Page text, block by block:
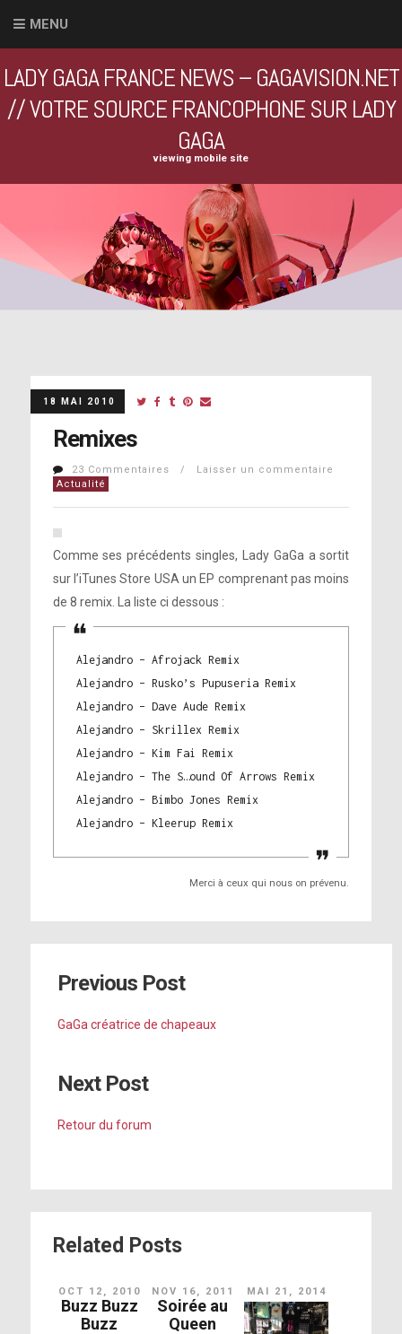
MENU
LADY GAGA FRANCE NEWS – GAGAVISION.NET
// VOTRE SOURCE FRANCOPHONE SUR LADY
GAGA
viewing mobile site
18 MAI 2010
Remixes
23 Commentaires / Laisser un commentaire
Actualité
Comme ses précédents singles, Lady GaGa a sortit
sur l’iTunes Store USA un EP comprenant pas moins
de 8 remix. La liste ci dessous :
Alejandro – Afrojack Remix
Alejandro – Rusko’s Pupuseria Remix
Alejandro – Dave Aude Remix
Alejandro – Skrillex Remix
Alejandro – Kim Fai Remix
Alejandro – The S…ound Of Arrows Remix
Alejandro – Bimbo Jones Remix
Alejandro – Kleerup Remix
Merci à ceux qui nous on prévenu.
Previous Post
GaGa créatrice de chapeaux
Next Post
Retour du forum
Related Posts
OCT 12, 2010
Buzz Buzz
Buzz
NOV 16, 2011
Soirée au
Queen
MAI 21, 2014